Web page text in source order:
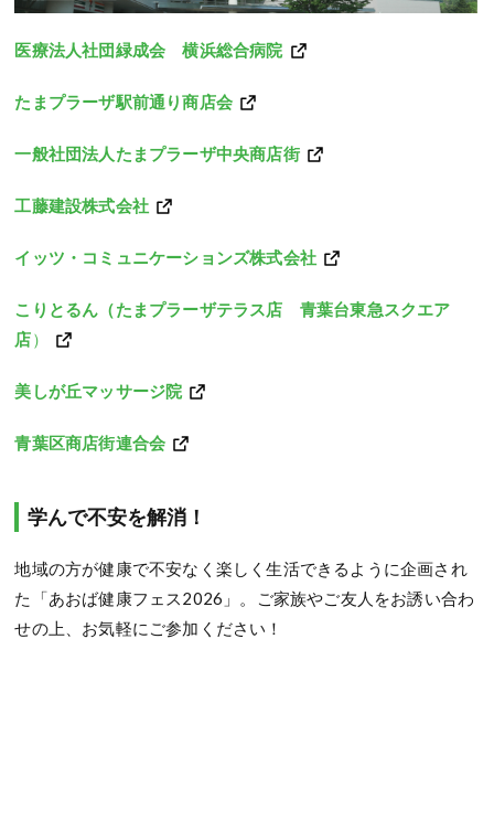
医療法人社団緑成会 横浜総合病院
たまプラーザ駅前通り商店会
一般社団法人たまプラーザ中央商店街
工藤建設株式会社
イッツ・コミュニケーションズ株式会社
こりとるん（たまプラーザテラス店 青葉台東急スクエア
店）
美しが丘マッサージ院
青葉区商店街連合会
学んで不安を解消！
地域の方が健康で不安なく楽しく生活できるように企画され
た「あおば健康フェス2026」。ご家族やご友人をお誘い合わ
せの上、お気軽にご参加ください！